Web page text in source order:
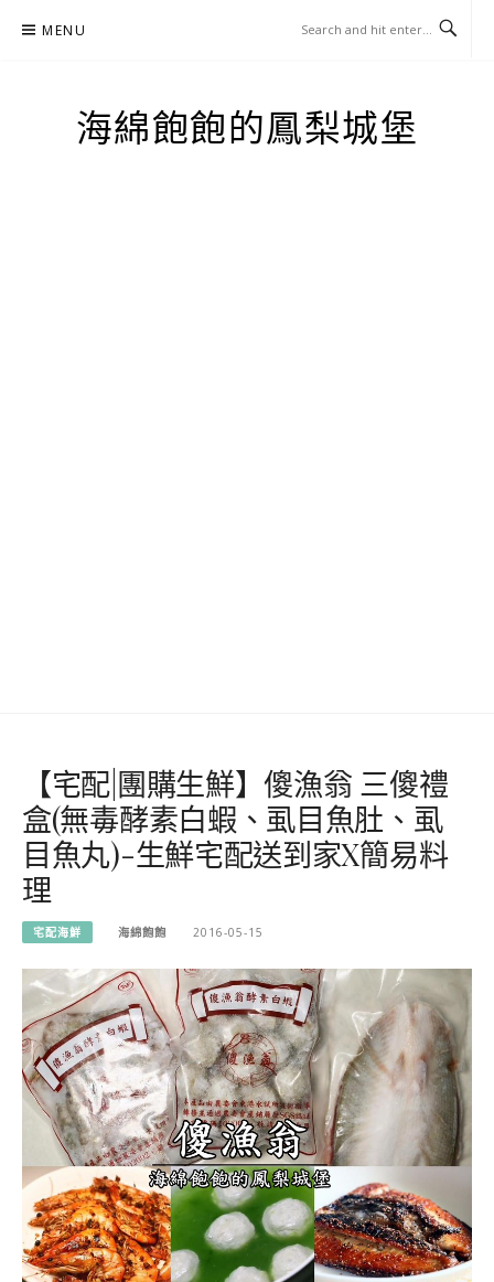
MENU
海綿飽飽的鳳梨城堡
【宅配|團購生鮮】傻漁翁 三傻禮
盒(無毒酵素白蝦、虱目魚肚、虱
目魚丸)-生鮮宅配送到家X簡易料
理
宅配海鮮 海綿飽飽 2016-05-15